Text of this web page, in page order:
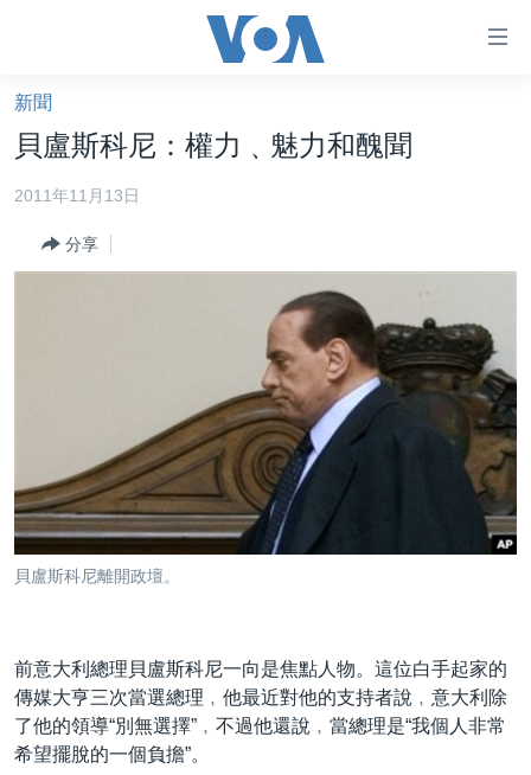
礙
鏈
接
跳
跳
轉
到
檢
美國大選2024
台灣
中國
國際
每日視頻新聞
VOA 60秒 (國際)
美國專訊
音頻
時事經緯
新聞音頻
國語
新聞
貝盧斯科尼：權力﹑魅力和醜聞
2011年11月13日
分享
貝盧斯科尼離開政壇。
前意大利總理貝盧斯科尼一向是焦點人物。這位白手起家的
傳媒大亨三次當選總理﹐他最近對他的支持者說﹐意大利除
了他的領導“別無選擇”﹐不過他還說﹐當總理是“我個人非常
希望擺脫的一個負擔”。